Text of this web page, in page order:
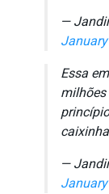
—
Essa
—